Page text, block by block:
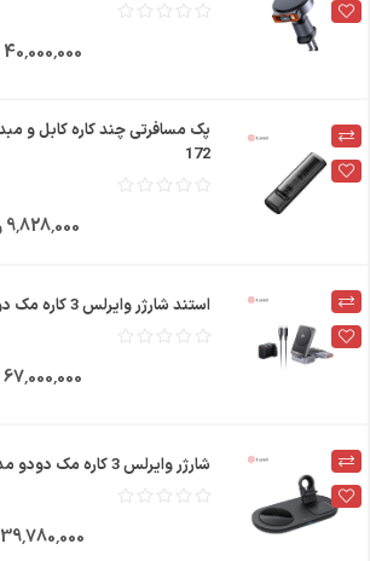
40٬000٬000 ریال
172
9٬828٬000 ریال
استند شارژر وایرلس 3 کاره مک دودو مدل CH-519
67٬000٬000 ریال
شارژر وایرلس 3 کاره مک دودو مدل CH-7061
39٬780٬000 ریال